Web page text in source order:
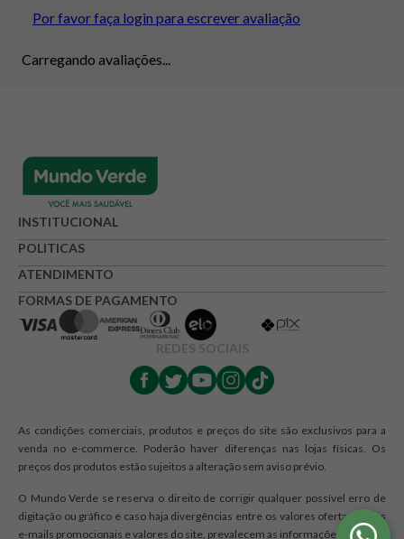
Por favor faça login para escrever avaliação
Carregando avaliações...
INSTITUCIONAL
POLITICAS
ATENDIMENTO
FORMAS DE PAGAMENTO
REDES SOCIAIS
As condições comerciais, produtos e preços do site são exclusivos para a
venda no e-commerce. Poderão haver diferenças nas lojas físicas. Os
preços dos produtos estão sujeitos a alteração sem aviso prévio.
O Mundo Verde se reserva o direito de corrigir qualquer possível erro de
digitação ou gráfico e caso haja divergências entre os valores ofertados nos
e-mails promocionais e valores do site, prevalecem as informações do site.